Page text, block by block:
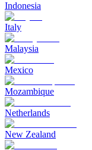
Indonesia
Italy
Malaysia
Mexico
Mozambique
Netherlands
New Zealand